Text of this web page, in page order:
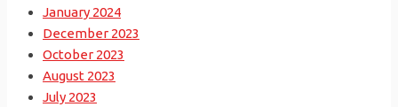
January 2024
December 2023
October 2023
August 2023
July 2023